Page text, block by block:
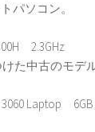
パソコン。
2.3GHz
た中古のモデ
3060 Laptop